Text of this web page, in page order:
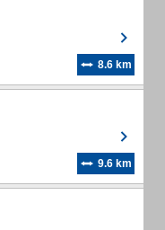
8.6 km
9.6 km